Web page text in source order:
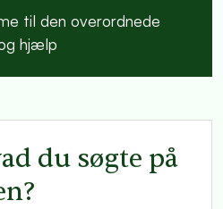
til den overordnede
hjælp
du søgte på